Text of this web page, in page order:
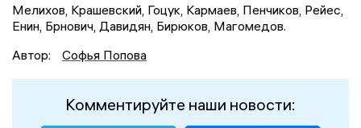
Мелихов, Крашевский, Гоцук, Кармаев, Пенчиков, Рейес,
Енин, Брнович, Давидян, Бирюков, Магомедов.
Автор:
Софья Попова
Комментируйте наши новости: